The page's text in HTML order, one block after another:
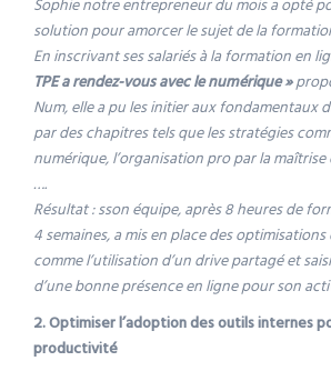
Sophie notre entrepreneur du mois a opté
solution pour amorcer le sujet de la
En inscrivant ses salariés à la formation en
TPE a rendez-vous avec le numérique »
Num, elle a pu les initier aux fondamentaux
par des chapitres tels que les stratégies
numérique, l’organisation pro par la
….
Résultat : sson équipe, après 8 heures de
4 semaines, a mis en place des
comme l’utilisation d’un drive partagé et
d’une bonne présence en ligne pour son
2. Optimiser l’adoption des outils internes
productivité